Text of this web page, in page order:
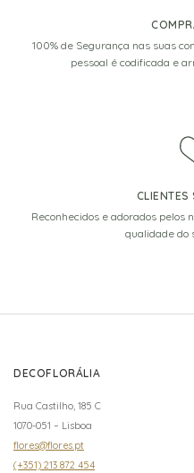
100% de Segurança nas suas
pessoal é codificada e
CLIENTES
Reconhecidos e adorados pelos
qualidade do
DECOFLORÁLIA
Rua Castilho, 185 C
1070-051 – Lisboa
flores@flores.pt
(+351) 213 872 454